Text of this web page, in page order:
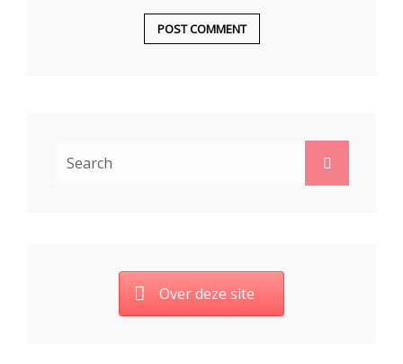
Search
Over deze site